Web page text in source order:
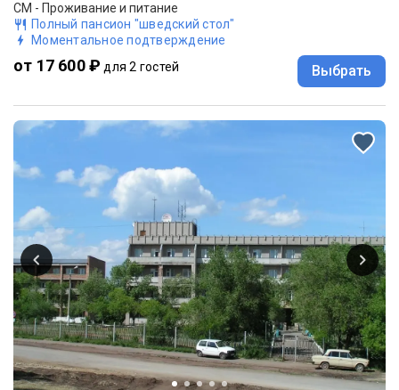
СМ - Проживание и питание
Полный пансион "шведский стол"
Моментальное подтверждение
от 17 600 ₽ для 2 гостей Выбрать